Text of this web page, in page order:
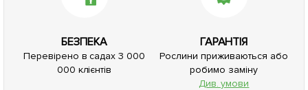
БЕЗПЕКА
Перевірено в садах 3 000
000 клієнтів
ГАРАНТІЯ
Рослини приживаються або
робимо заміну
Див. умови